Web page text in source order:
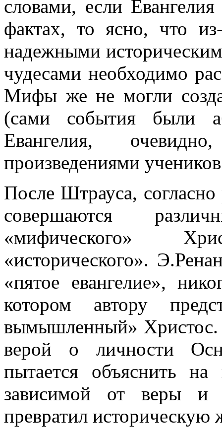
словами, если
фактах, то ясно, что
надежными
чудесами необходимо
Мифы же не могли
(сами события были
Евангелия,
произведениями
После Штрауса,
совершаются
«мифического»
«исторического».
«пятое евангелие»,
котором автору
вымышленный» Христос.
верой о личности
пытается объяснить
зависимой от веры и
превратил